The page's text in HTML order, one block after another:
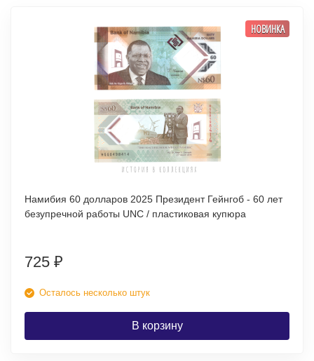
НОВИНКА
Намибия 60 долларов 2025 Президент Гейнгоб - 60 лет
безупречной работы UNC / пластиковая купюра
725 ₽
Осталось несколько штук
В корзину